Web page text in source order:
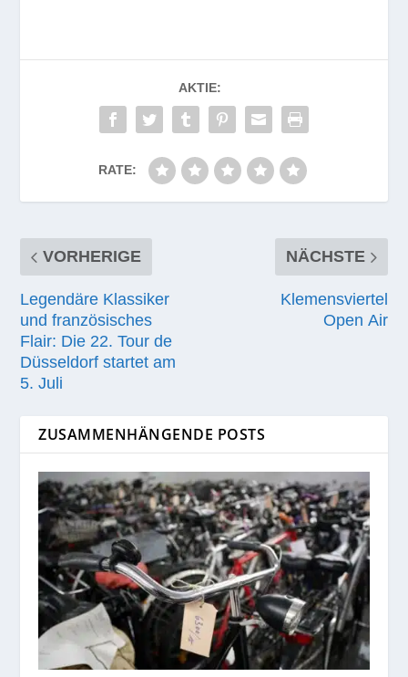
AKTIE:
RATE:
VORHERIGE
Legendäre Klassiker
und französisches
Flair: Die 22. Tour de
Düsseldorf startet am
5. Juli
NÄCHSTE
Klemensviertel
Open Air
ZUSAMMENHÄNGENDE POSTS